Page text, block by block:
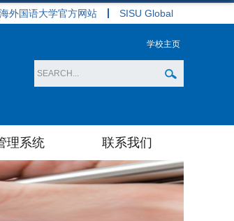
海外国语大学官方网站 SISU Global
学校主页
理系统 联系我们